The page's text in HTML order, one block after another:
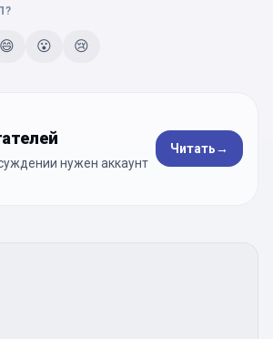
😄 😮 😢
нужен аккаунт
Читать→